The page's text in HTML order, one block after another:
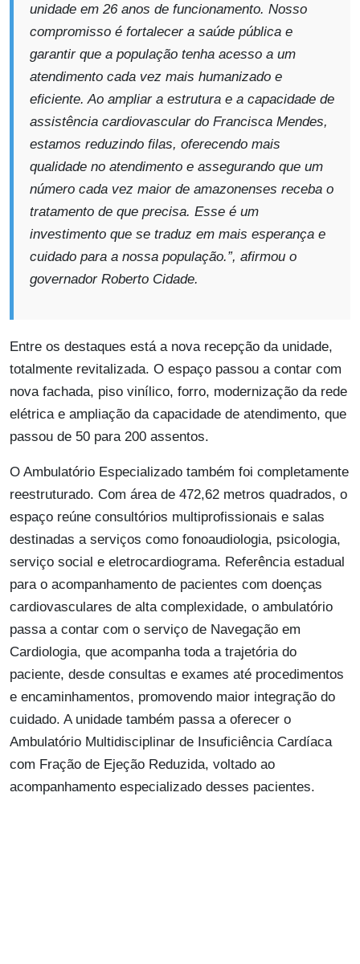
unidade em 26 anos de funcionamento. Nosso
compromisso é fortalecer a saúde pública e
garantir que a população tenha acesso a um
atendimento cada vez mais humanizado e
eficiente. Ao ampliar a estrutura e a capacidade de
assistência cardiovascular do Francisca Mendes,
estamos reduzindo filas, oferecendo mais
qualidade no atendimento e assegurando que um
número cada vez maior de amazonenses receba o
tratamento de que precisa. Esse é um
investimento que se traduz em mais esperança e
cuidado para a nossa população.”, afirmou o
governador Roberto Cidade.
Entre os destaques está a nova recepção da unidade,
totalmente revitalizada. O espaço passou a contar com
nova fachada, piso vinílico, forro, modernização da rede
elétrica e ampliação da capacidade de atendimento, que
passou de 50 para 200 assentos.
O Ambulatório Especializado também foi completamente
reestruturado. Com área de 472,62 metros quadrados, o
espaço reúne consultórios multiprofissionais e salas
destinadas a serviços como fonoaudiologia, psicologia,
serviço social e eletrocardiograma. Referência estadual
para o acompanhamento de pacientes com doenças
cardiovasculares de alta complexidade, o ambulatório
passa a contar com o serviço de Navegação em
Cardiologia, que acompanha toda a trajetória do
paciente, desde consultas e exames até procedimentos
e encaminhamentos, promovendo maior integração do
cuidado. A unidade também passa a oferecer o
Ambulatório Multidisciplinar de Insuficiência Cardíaca
com Fração de Ejeção Reduzida, voltado ao
acompanhamento especializado desses pacientes.